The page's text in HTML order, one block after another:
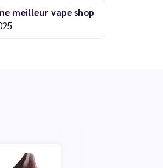
meilleur vape shop